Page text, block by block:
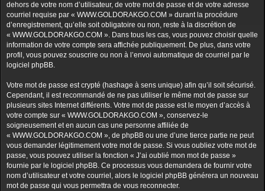
dehors de votre nom d’utilisateur, de votre mot de passe et de votre adresse
courriel requise par « WWW.GOLDORAKGO.COM » durant la procédure
d’enregistrement, qu’elle soit obligatoire ou non, reste à la discrétion de
« WWW.GOLDORAKGO.COM ». Dans tous les cas, vous pouvez choisir quelle
information de votre compte sera affichée publiquement. De plus, dans votre
profil, vous pouvez souscrire ou non à l’envoi automatique de courriel par le
logiciel phpBB.
Votre mot de passe est crypté (hashage à sens unique) afin qu’il soit sécurisé.
Cependant, il est recommandé de ne pas utiliser le même mot de passe sur
plusieurs sites Internet différents. Votre mot de passe est le moyen d’accès à
votre compte sur « WWW.GOLDORAKGO.COM », conservez-le
soigneusement et en aucun cas une personne affiliée de
« WWW.GOLDORAKGO.COM », de phpBB ou une d’une tierce partie ne peut
vous demander légitimement votre mot de passe. Si vous oubliez votre mot de
passe, vous pouvez utiliser la fonction « J’ai oublié mon mot de passe »
fournie par le logiciel phpBB. Ce processus vous demandera de fournir votre
nom d’utilisateur et votre courriel, alors le logiciel phpBB générera un nouveau
mot de passe qui vous permettra de vous reconnecter.